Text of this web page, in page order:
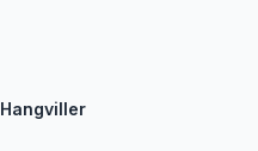
Hangviller